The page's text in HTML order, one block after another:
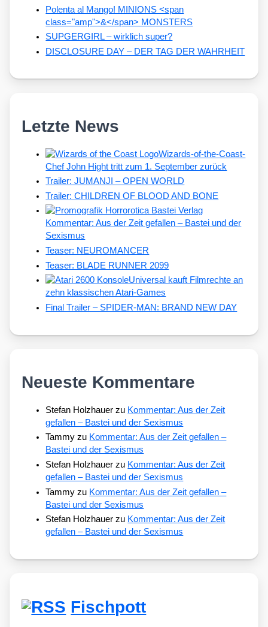
Polenta al Mango! MINIONS <span
class="amp">&</span> MONSTERS
SUPGERGIRL – wirklich super?
DISCLOSURE DAY – DER TAG DER WAHRHEIT
Letzte News
Wizards-of-the-Coast-
Chef John Hight tritt zum 1. September zurück
Trailer: JUMANJI – OPEN WORLD
Trailer: CHILDREN OF BLOOD AND BONE
Kommentar: Aus der Zeit gefallen – Bastei und der
Sexismus
Teaser: NEUROMANCER
Teaser: BLADE RUNNER 2099
Universal kauft Filmrechte an
zehn klassischen Atari-Games
Final Trailer – SPIDER-MAN: BRAND NEW DAY
Neueste Kommentare
Stefan Holzhauer zu Kommentar: Aus der Zeit
gefallen – Bastei und der Sexismus
Tammy zu Kommentar: Aus der Zeit gefallen –
Bastei und der Sexismus
Stefan Holzhauer zu Kommentar: Aus der Zeit
gefallen – Bastei und der Sexismus
Tammy zu Kommentar: Aus der Zeit gefallen –
Bastei und der Sexismus
Stefan Holzhauer zu Kommentar: Aus der Zeit
gefallen – Bastei und der Sexismus
Fischpott